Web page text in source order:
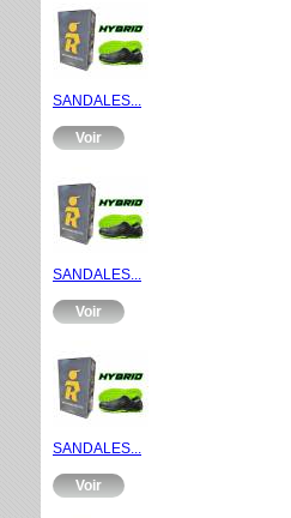
SANDALES...
Voir
SANDALES...
Voir
SANDALES...
Voir